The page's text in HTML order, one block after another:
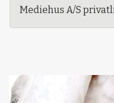
Mediehus A/S